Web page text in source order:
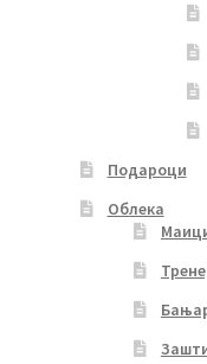
Подароци
Облека